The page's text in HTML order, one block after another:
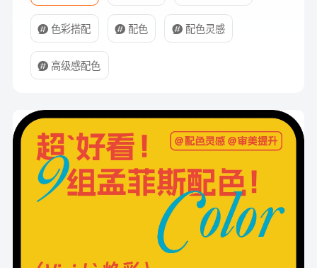
色彩搭配 配色 配色灵感
高级感配色